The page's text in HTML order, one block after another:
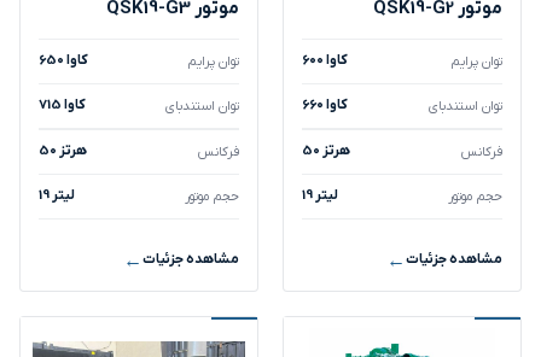
موتور QSK19-G2
توان پرایم 600 کاوا
توان استندبای 660 کاوا
فرکانس 50 هرتز
حجم موتور 19 لیتر
مشاهده جزئیات
موتور QSK19-G3
توان پرایم 650 کاوا
توان استندبای 715 کاوا
فرکانس 50 هرتز
حجم موتور 19 لیتر
مشاهده جزئیات